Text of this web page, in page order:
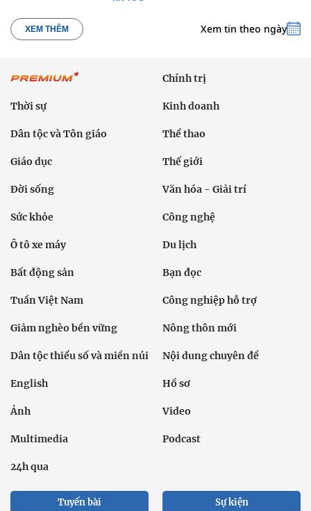
XEM THÊM Xem tin theo ngày
Chính trị
Thời sự Kinh doanh
Dân tộc và Tôn giáo Thể thao
Giáo dục Thế giới
Đời sống Văn hóa - Giải trí
Sức khỏe Công nghệ
Ô tô xe máy Du lịch
Bất động sản Bạn đọc
Tuần Việt Nam Công nghiệp hỗ trợ
Giảm nghèo bền vững Nông thôn mới
Dân tộc thiểu số và miền núi Nội dung chuyên đề
English Hồ sơ
Ảnh Video
Multimedia Podcast
24h qua
Tuyến bài Sự kiện